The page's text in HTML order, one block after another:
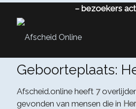
– bezoekers
Geboorteplaats:
Afscheid.online heeft 7
gevonden van mensen die in